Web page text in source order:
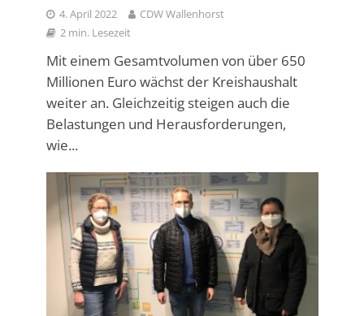
4. April 2022
CDW Wallenhorst
2 min. Lesezeit
Mit einem Gesamtvolumen von über 650
Millionen Euro wächst der Kreishaushalt
weiter an. Gleichzeitig steigen auch die
Belastungen und Herausforderungen,
wie...